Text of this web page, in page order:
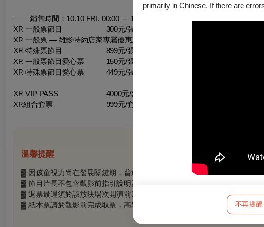
primarily in Chinese. If there are
不再提
—— 銷售時間：10.10 FRI. 00:00 － 10.26 SUN. ——
XR 一般票節目 300元/張
XR 一般票 — 雄影特約店家專屬優惠票 285元/張
XR 特殊票節目 899元/張
XR 一般票節目愛心票 150元/張
XR 特殊票節目愛心票 449元/張
XR VIP PASS 4000元/套
XR組合套票 999元/套
溫馨提醒
▓ 因孩童視力尚在發展關鍵期，普遍級節目需7歲且身高滿130公分以上孩童
▓ 節目片長不包含觀影前指引說明及設備配戴時間，體驗時間約為作品片
▓ 退票最遲須於該放映場次開演前1日辦理，每張酌收票面金額10％手續費
▓ 紙本票請於觀影前完成取票，高雄市電影館、內惟藝術中心內惟戲院、